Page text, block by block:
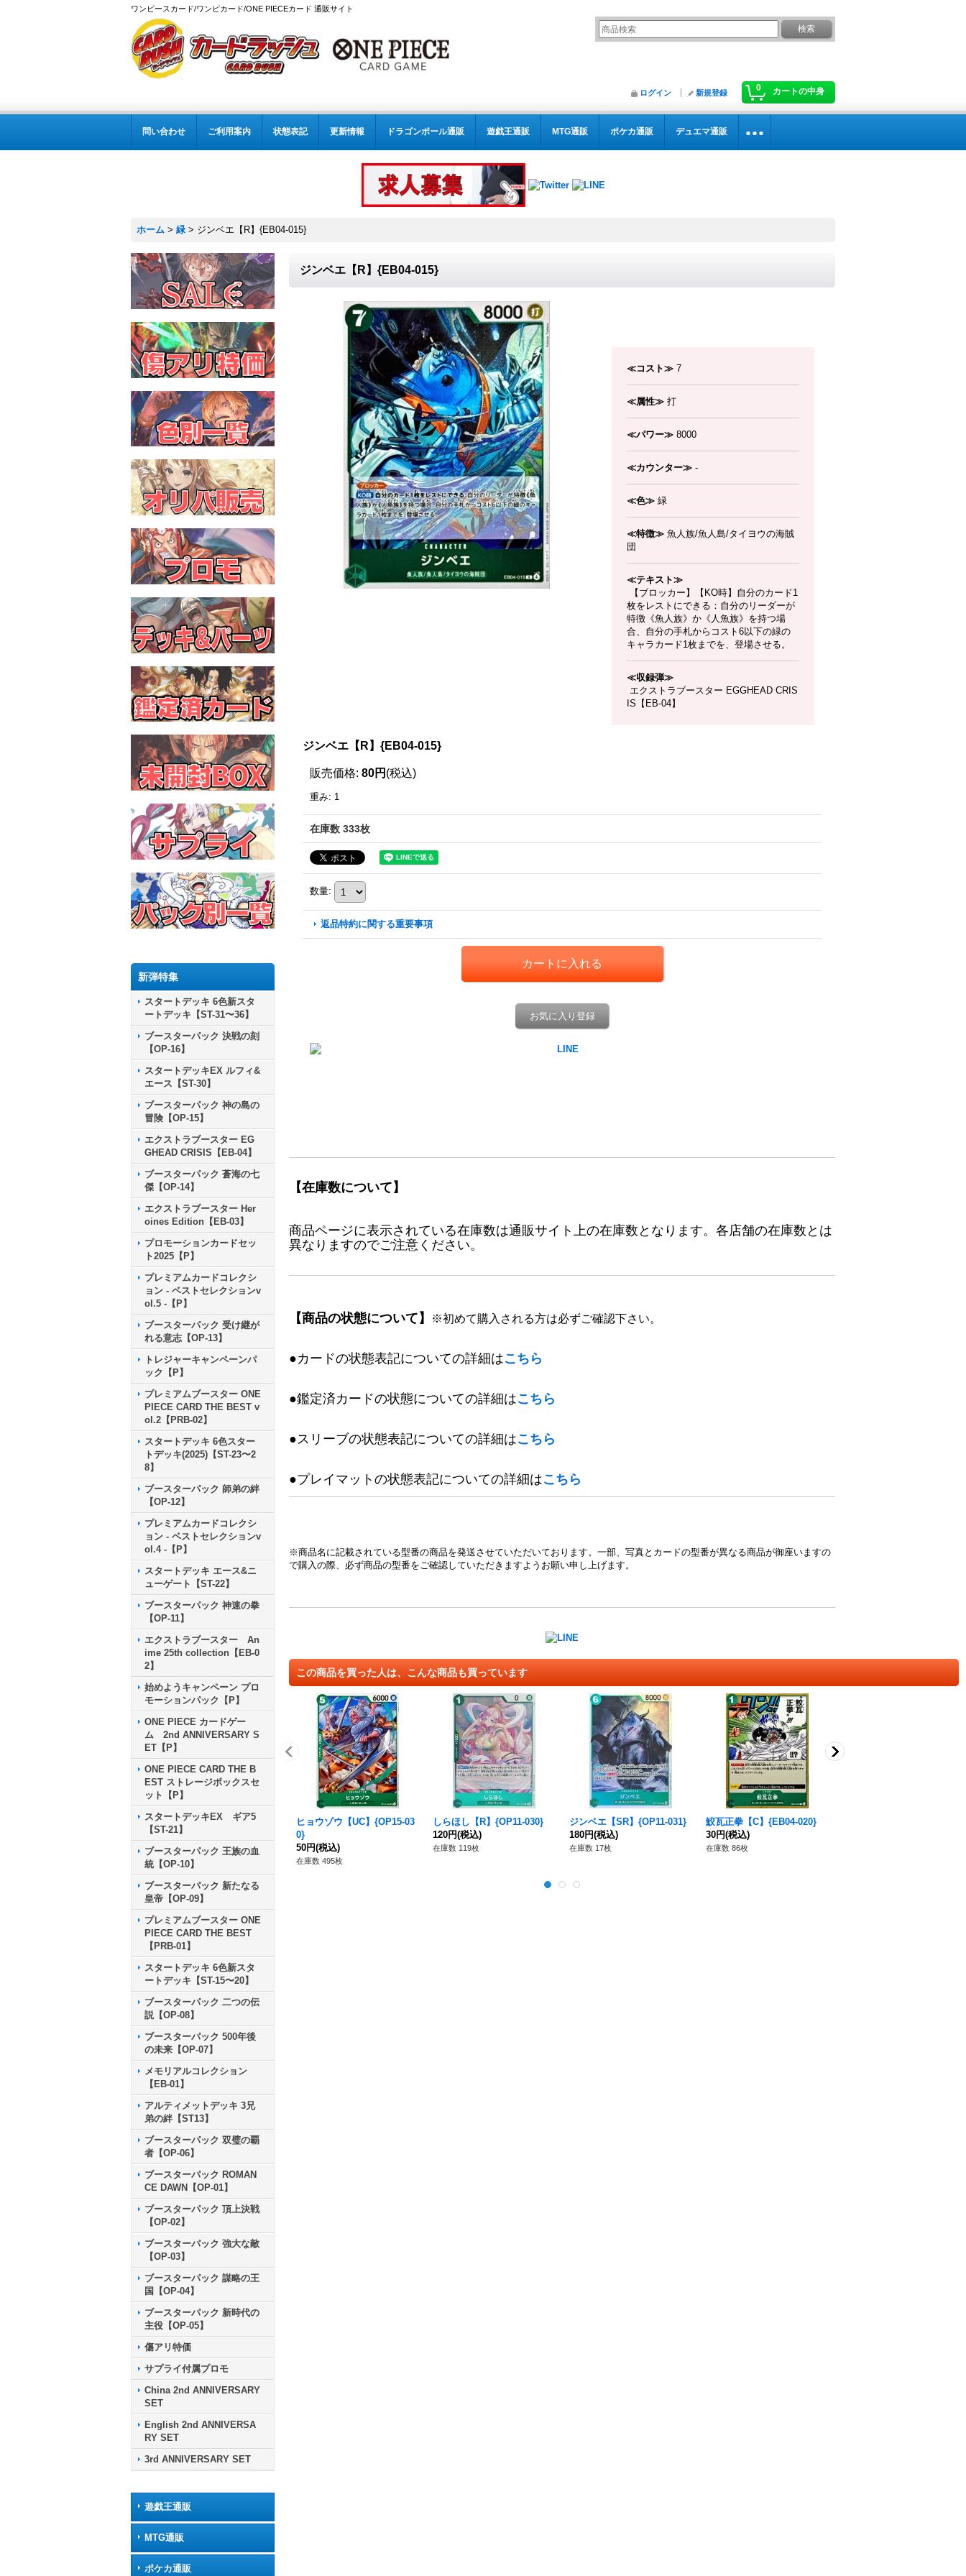
ワンピースカード/ワンピカード/ONE PIECEカード 通販サイト
0 カートの中身
ログイン 新規登録
問い合わせ ご利用案内 状態表記 更新情報 ドラゴンボール通販 遊戯王通販 MTG通販 ポケカ通販 デュエマ通販
ホーム > 緑 > ジンベエ【R】{EB04-015}
新弾特集
スタートデッキ 6色新スタ
ートデッキ【ST-31〜36】
ブースターパック 決戦の刻
【OP-16】
スタートデッキEX ルフィ&
エース【ST-30】
ブースターパック 神の島の
冒険【OP-15】
エクストラブースター EG
GHEAD CRISIS【EB-04】
ブースターパック 蒼海の七
傑【OP-14】
エクストラブースター Her
oines Edition【EB-03】
プロモーションカードセッ
ト2025【P】
プレミアムカードコレクシ
ョン - ベストセレクションv
ol.5 -【P】
ブースターパック 受け継が
れる意志【OP-13】
トレジャーキャンペーンパ
ック【P】
プレミアムブースター ONE
PIECE CARD THE BEST v
ol.2【PRB-02】
スタートデッキ 6色スター
トデッキ(2025)【ST-23〜2
8】
ブースターパック 師弟の絆
【OP-12】
プレミアムカードコレクシ
ョン - ベストセレクションv
ol.4 -【P】
スタートデッキ エース&ニ
ューゲート【ST-22】
ブースターパック 神速の拳
【OP-11】
エクストラブースター An
ime 25th collection【EB-0
2】
始めようキャンペーン プロ
モーションパック【P】
ONE PIECE カードゲー
ム 2nd ANNIVERSARY S
ET【P】
ONE PIECE CARD THE B
EST ストレージボックスセ
ット【P】
スタートデッキEX ギア5
【ST-21】
ブースターパック 王族の血
統【OP-10】
ブースターパック 新たなる
皇帝【OP-09】
プレミアムブースター ONE
PIECE CARD THE BEST
【PRB-01】
スタートデッキ 6色新スタ
ートデッキ【ST-15〜20】
ブースターパック 二つの伝
説【OP-08】
ブースターパック 500年後
の未来【OP-07】
メモリアルコレクション
【EB-01】
アルティメットデッキ 3兄
弟の絆【ST13】
ブースターパック 双璧の覇
者【OP-06】
ブースターパック ROMAN
CE DAWN【OP-01】
ブースターパック 頂上決戦
【OP-02】
ブースターパック 強大な敵
【OP-03】
ブースターパック 謀略の王
国【OP-04】
ブースターパック 新時代の
主役【OP-05】
傷アリ特価
サプライ付属プロモ
China 2nd ANNIVERSARY
SET
English 2nd ANNIVERSA
RY SET
3rd ANNIVERSARY SET
遊戯王通販
MTG通販
ポケカ通販
ジンベエ【R】{EB04-015}
≪コスト≫ 7
≪属性≫ 打
≪パワー≫ 8000
≪カウンター≫ -
≪色≫ 緑
≪特徴≫ 魚人族/魚人島/タイヨウの海賊
団
≪テキスト≫
【ブロッカー】【KO時】自分のカード1
枚をレストにできる：自分のリーダーが
特徴《魚人族》か《人魚族》を持つ場
合、自分の手札からコスト6以下の緑の
キャラカード1枚までを、登場させる。
≪収録弾≫
エクストラブースター EGGHEAD CRIS
IS【EB-04】
ジンベエ【R】{EB04-015}
販売価格: 80円 (税込)
重み: 1
在庫数 333枚
数量:
返品特約に関する重要事項
お気に入り登録
【在庫数について】
商品ページに表示されている在庫数は通販サイト上の在庫数となります。各店舗の在庫数とは
異なりますのでご注意ください。
【商品の状態について】 ※初めて購入される方は必ずご確認下さい。
●カードの状態表記についての詳細はこちら
●鑑定済カードの状態についての詳細はこちら
●スリーブの状態表記についての詳細はこちら
●プレイマットの状態表記についての詳細はこちら
※商品名に記載されている型番の商品を発送させていただいております。一部、写真とカードの型番が異なる商品が御座いますの
で購入の際、必ず商品の型番をご確認していただきますようお願い申し上げます。
この商品を買った人は、こんな商品も買っています
ヒョウゾウ【UC】{OP15-03
0}
50円(税込)
在庫数 495枚
しらほし【R】{OP11-030}
120円(税込)
在庫数 119枚
ジンベエ【SR】{OP11-031}
180円(税込)
在庫数 17枚
鮫瓦正拳【C】{EB04-020}
30円(税込)
在庫数 86枚